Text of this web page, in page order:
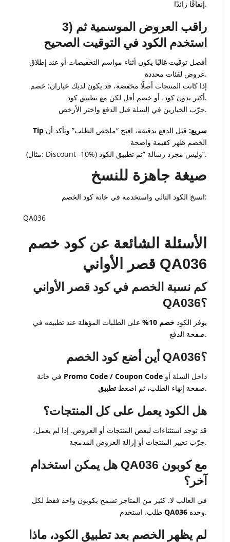
إنفاقًا زائدًا.
3) راقب العروض الموسمية ثم
استخدم الكود في التوقيت الصحيح
أفضل توقيت غالبًا يكون أثناء مواسم التخفيضات أو عند إطلاق
عروض لفئات محددة.
إذا كانت المنتجات أصلًا مخفضة، قد يكون لديك خياران: خصم
أكبر بدون كود، أو خصم أقل لكن مع تطبيق كود.
جرّب الخيارين في السلة قبل الدفع واختر الأرخص.
Tip سريع: قبل الدفع بدقيقة، افتح “ملخص الطلب” وتأكد أن
الخصم ظهر كقيمة واضحة
(مثال: Discount -10%) وليس مجرد رسالة “تم تطبيق الكود”.
صيغة جاهزة للنسخ
انسخ الكود التالي واستخدمه في خانة كود الخصم:
QA036
الأسئلة الشائعة عن كود خصم
قصر الأواني QA036
كم نسبة الخصم في كود قصر الأواني
QA036؟
يوفر الكود خصم 10%
على الطلبات المؤهلة عند تطبيقه في
صفحة الدفع.
أين أضع كود الخصم QA036؟
Promo Code / Coupon Code
صفحة إنهاء الطلب، ثم اضغط تطبيق .
هل الكود يعمل على كل المنتجات؟
قد توجد استثناءات لبعض المنتجات أو العروض. إذا لم يعمل،
جرّب تغيير المنتجات أو إزالة العروض المدمجة.
هل يمكن استخدام QA036 مع كوبون
آخر؟
في الغالب لا. كثير من المتاجر تسمح بكوبون واحد فقط لكل
QA036 وحده.
لم يظهر الخصم بعد تطبيق الكود، ماذا